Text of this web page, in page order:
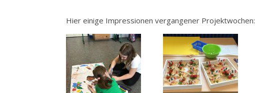
Hier einige Impressionen vergangener Projektwochen: